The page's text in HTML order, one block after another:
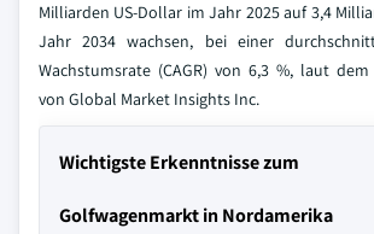
Milliarden US-Dollar im Jahr 2025 auf 3,4
Jahr 2034 wachsen, bei einer
Wachstumsrate (CAGR) von 6,3 %, laut
von Global Market Insights Inc.
Wichtigste Erkenntnisse zum
Golfwagenmarkt in Nordamerika